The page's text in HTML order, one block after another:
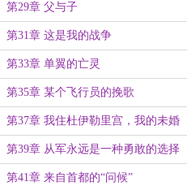
第29章 父与子
第31章 这是我的战争
第33章 单翼的亡灵
第35章 某个飞行员的挽歌
第37章 我住杜伊勒里宫，我的未婚
妻叫约瑟芬，那么我是？
第39章 从军永远是一种勇敢的选择
第41章 来自首都的“问候”